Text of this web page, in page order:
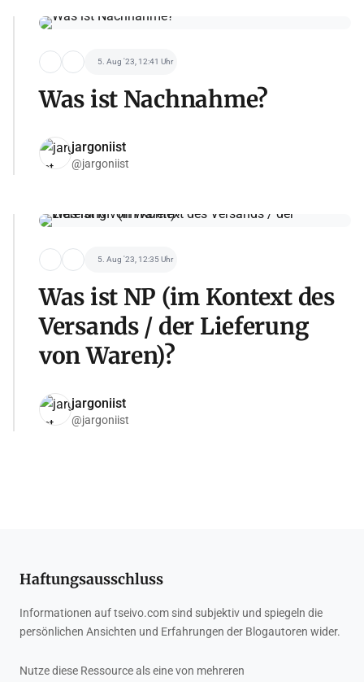
5. Aug '23, 12:41 Uhr
Was ist Nachnahme?
jargoniist
@jargoniist
5. Aug '23, 12:35 Uhr
Was ist NP (im Kontext des
Versands / der Lieferung
von Waren)?
jargoniist
@jargoniist
Haftungsausschluss
Informationen auf tseivo.com sind subjektiv und spiegeln die
persönlichen Ansichten und Erfahrungen der Blogautoren wider.
Nutze diese Ressource als eine von mehreren